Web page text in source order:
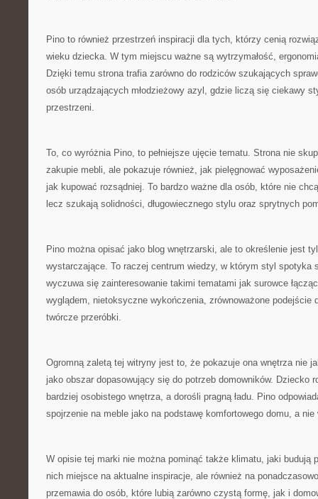
Pino to również przestrzeń inspiracji dla tych, którzy cenią
wieku dziecka. W tym miejscu ważne są wytrzymałość,
Dzięki temu strona trafia zarówno do rodziców szukających
osób urządzających młodzieżowy azyl, gdzie liczą się ciekawy
przestrzeni.
To, co wyróżnia Pino, to pełniejsze ujęcie tematu. Strona nie
zakupie mebli, ale pokazuje również, jak pielęgnować
jak kupować rozsądniej. To bardzo ważne dla osób, które nie
lecz szukają solidności, długowiecznego stylu oraz sprytnych
Pino można opisać jako blog wnętrzarski, ale to określenie jest
wystarczające. To raczej centrum wiedzy, w którym styl spotyka
wyczuwa się zainteresowanie takimi tematami jak surowce
wyglądem, nietoksyczne wykończenia, zrównoważone podejście
twórcze przeróbki.
Ogromną zaletą tej witryny jest to, że pokazuje ona wnętrza nie
jako obszar dopasowujący się do potrzeb domowników. Dziecko
bardziej osobistego wnętrza, a dorośli pragną ładu. Pino
spojrzenie na meble jako na podstawę komfortowego domu, a nie
W opisie tej marki nie można pominąć także klimatu, jaki budują
nich miejsce na aktualne inspiracje, ale również na
przemawia do osób, które lubią zarówno czystą formę, jak i